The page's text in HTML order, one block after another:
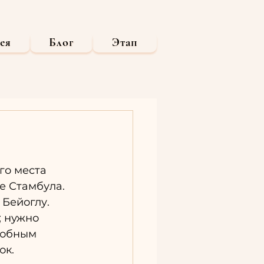
Блог Этап
места
Стамбула.
нужно